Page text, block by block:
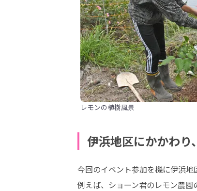
レモンの植樹風景
伊浜地区にかかわり
今回のイベント参加を機に伊浜地
例えば、ショーン君のレモン農